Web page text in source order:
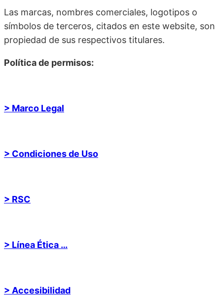
Las marcas, nombres comerciales, logotipos o
símbolos de terceros, citados en este website, son
propiedad de sus respectivos titulares.
Política de permisos:
> Marco Legal
> Condiciones de Uso
> RSC
> Línea Ética …
> Accesibilidad